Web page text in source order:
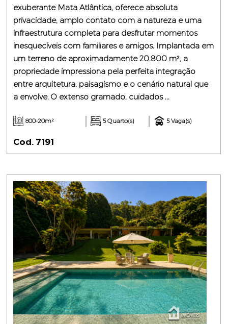
exuberante Mata Atlântica, oferece absoluta
privacidade, amplo contato com a natureza e uma
infraestrutura completa para desfrutar momentos
inesquecíveis com familiares e amigos. Implantada em
um terreno de aproximadamente 20.800 m², a
propriedade impressiona pela perfeita integração
entre arquitetura, paisagismo e o cenário natural que
a envolve. O extenso gramado, cuidados ...
800-20m² 5 Quarto(s) 5 Vaga(s)
Cod. 7191